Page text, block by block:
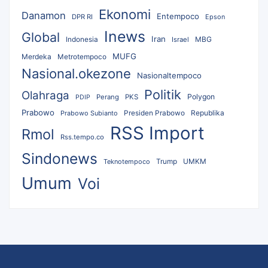
Danamon DPR RI Ekonomi Entempoco Epson
Global Indonesia Inews Iran Israel
MBG
Merdeka
Metrotempoco MUFG
Nasional.okezone Nasionaltempoco
Olahraga PDIP Perang PKS Politik Polygon
Prabowo Prabowo Subianto Presiden Prabowo Republika
Rmol Rss.tempo.co RSS Import
Sindonews Teknotempoco Trump UMKM
Umum Voi